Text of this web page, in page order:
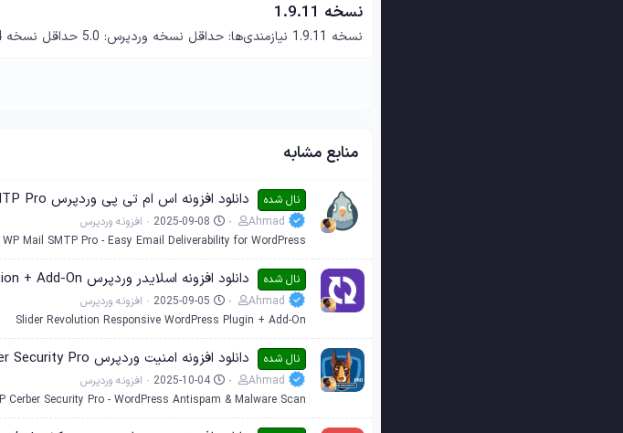
نسخه 1.9.11
نسخه 1.9.11 نیازمندی‌ها: حداقل نسخه وردپرس: 5.0 حداقل نسخه PHP: 7.4 بهبود: افزودن پشتیبانی...
منابع مشابه
نال شده دانلود افزونه اس ام تی پی وردپرس WP Mail SMTP Pro نال شده پرو
Ahmad
2025-09-08
افزونه وردپرس
WP Mail SMTP Pro - Easy Email Deliverability for WordPress
نال شده دانلود افزونه اسلایدر وردپرس Slider Revolution + Add-On - اسلاید روولوشن و افزودنی ها نال شده
Ahmad
2025-09-05
افزونه وردپرس
Slider Revolution Responsive WordPress Plugin + Add-On
نال شده دانلود افزونه امنیت وردپرس WP Cerber Security Pro - آنتی اسپم و اسکنر ویروس و کد مخرب نال شده
Ahmad
2025-10-04
افزونه وردپرس
Cerber Security Pro - WordPress Antispam & Malware Scan